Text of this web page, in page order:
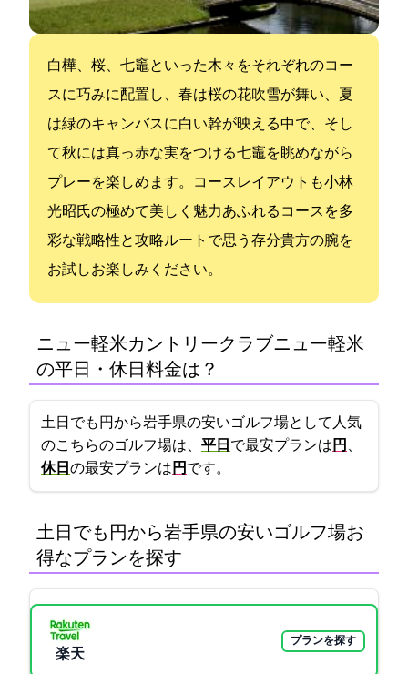
白樺、桜、七竈といった木々をそれぞれのコー
スに巧みに配置し、春は桜の花吹雪が舞い、夏
は緑のキャンバスに白い幹が映える中で、そし
て秋には真っ赤な実をつける七竈を眺めながら
プレーを楽しめます。コースレイアウトも小林
光昭氏の極めて美しく魅力あふれるコースを多
彩な戦略性と攻略ルートで思う存分貴方の腕を
お試しお楽しみください。
ニュー軽米カントリークラブ(ニュー軽米CC)
の平日・休日料金は？
土日でも5000円から!岩手県の安いゴルフ場として人気
のこちらのゴルフ場は、 平日 で最安プランは 6000円 、
休日 の最安プランは 7500円 です。
土日でも5000円から!岩手県の安いゴルフ場:お
得なプランを探す
楽天GORA
プランを探す